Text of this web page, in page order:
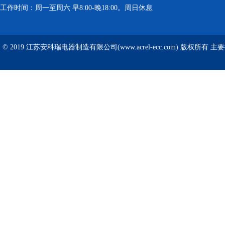
工作时间：周一至周六 早8:00-晚18:00。周日休息
© 2019 江苏安科瑞电器制造有限公司(www.acrel-ecc.com) 版权所有 主